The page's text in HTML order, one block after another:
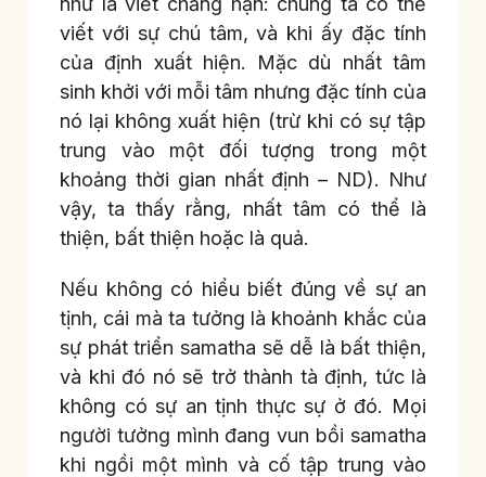
viết với sự chú tâm, và khi ấy đặc tính
của định xuất hiện. Mặc dù nhất tâm
sinh khởi với mỗi tâm nhưng đặc tính của
nó lại không xuất hiện (trừ khi có sự tập
trung vào một đối tượng trong một
khoảng thời gian nhất định – ND). Như
vậy, ta thấy rằng, nhất tâm có thể là
thiện, bất thiện hoặc là quả.
Nếu không có hiểu biết đúng về sự an
tịnh, cái mà ta tưởng là khoảnh khắc của
sự phát triển samatha sẽ dễ là bất thiện,
và khi đó nó sẽ trở thành tà định, tức là
không có sự an tịnh thực sự ở đó. Mọi
người tưởng mình đang vun bồi samatha
khi ngồi một mình và cố tập trung vào